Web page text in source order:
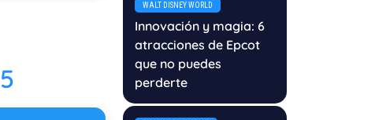
WALT DISNEY WORLD
Innovación y magia: 6
atracciones de Epcot
que no puedes
perderte